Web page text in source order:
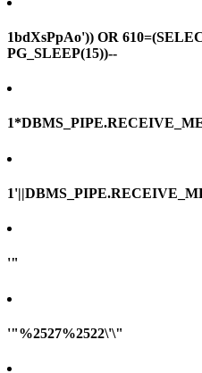
1bdXsPpAo')) OR
PG_SLEEP(15))--
'"
'"%2527%2522\'\"